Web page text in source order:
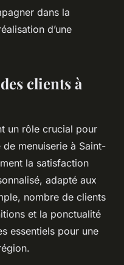
dans la
d’une
clients à
un rôle crucial pour
menuiserie à Saint-
la satisfaction
adapté aux
nombre de clients
et la ponctualité
essentiels pour une